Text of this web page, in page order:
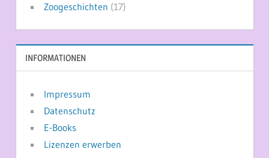
Zoogeschichten (17)
INFORMATIONEN
Impressum
Datenschutz
E-Books
Lizenzen erwerben